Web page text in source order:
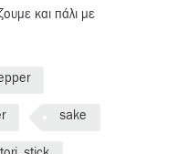
και πάλι με
sake